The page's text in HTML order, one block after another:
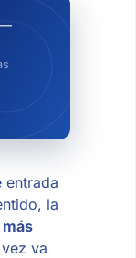
entrada
la
va